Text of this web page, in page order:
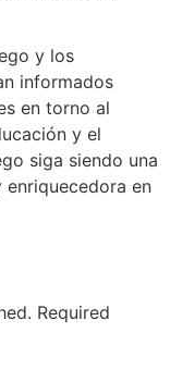
y los
informados
en torno al
y el
siga siendo una
en
Required